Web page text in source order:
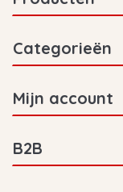
Categorieën
Mijn account
B2B